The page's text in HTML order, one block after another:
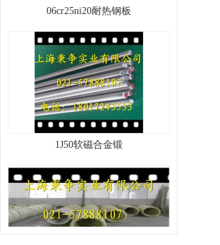
​1J50软磁合金锻